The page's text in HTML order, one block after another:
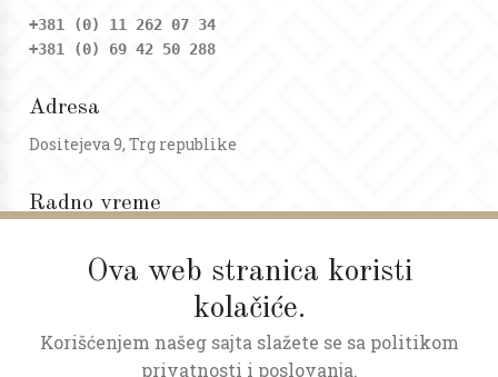
Ova web stranica koristi
kolačiće.
Korišćenjem našeg sajta slažete se sa politikom
privatnosti i poslovanja.
+381 (0) 11 262 07 34
+381 (0) 69 42 50 288
Adresa
Dositejeva 9, Trg republike
Radno vreme
Subota: 09 - 17h